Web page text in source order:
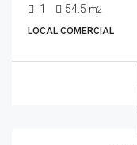
1 54.5 m2
LOCAL COMERCIAL